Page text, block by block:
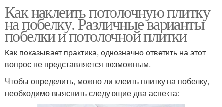
Как наклеить потолочную плитку
на побелку. Различные варианты
побелки и потолочной плитки
Как показывает практика, однозначно ответить на этот
вопрос не представляется возможным.
Чтобы определить, можно ли клеить плитку на побелку,
необходимо выяснить следующие два аспекта: